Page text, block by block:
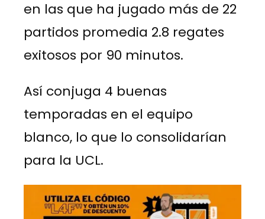
en las que ha jugado más de 22
partidos promedia 2.8 regates
exitosos por 90 minutos.
Así conjuga 4 buenas
temporadas en el equipo
blanco, lo que lo consolidarían
para la UCL.